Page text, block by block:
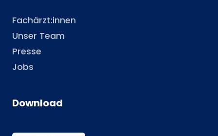
Fachärzt:innen
Unser Team
Presse
Jobs
Download